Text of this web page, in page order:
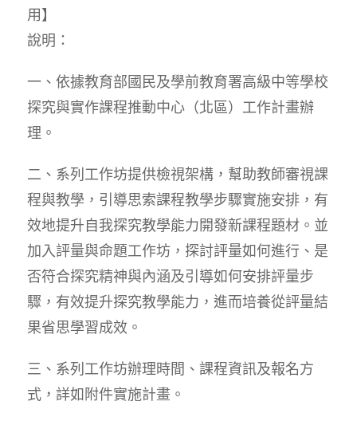
用】
說明：
一、依據教育部國民及學前教育署高級中等學校
探究與實作課程推動中心（北區）工作計畫辦
理。
二、系列工作坊提供檢視架構，幫助教師審視課
程與教學，引導思索課程教學步驟實施安排，有
效地提升自我探究教學能力開發新課程題材。並
加入評量與命題工作坊，探討評量如何進行、是
否符合探究精神與內涵及引導如何安排評量步
驟，有效提升探究教學能力，進而培養從評量結
果省思學習成效。
三、系列工作坊辦理時間、課程資訊及報名方
式，詳如附件實施計畫。